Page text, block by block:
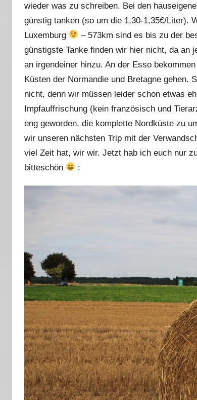
M
a
r
k
u
wieder was zu schreiben. Bei den
günstig tanken (so um die 1,30-1,35€/Liter).
Luxemburg
– 573km sind es bis zu der
günstigste Tanke finden wir hier nicht, da an
an irgendeiner hinzu. An der Esso
Küsten der Normandie und Bretagne gehen.
nicht, denn wir müssen leider schon etwas
Impfauffrischung (kein französisch und
eng geworden, die komplette Nordküste zu
wir unseren nächsten Trip mit der
viel Zeit hat, wir wir. Jetzt hab ich euch nur
bitteschön
: